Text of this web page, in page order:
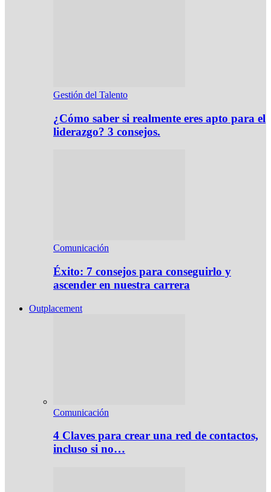
Gestión del Talento
¿Cómo saber si realmente eres apto para el
liderazgo? 3 consejos.
Comunicación
Éxito: 7 consejos para conseguirlo y
ascender en nuestra carrera
Outplacement
Comunicación
4 Claves para crear una red de contactos,
incluso si no…